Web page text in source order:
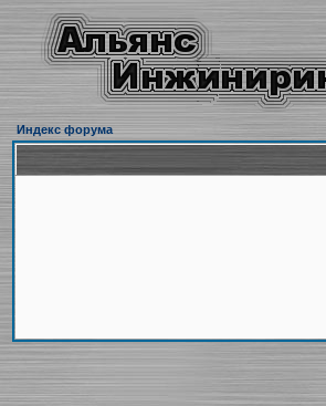
Индекс форума